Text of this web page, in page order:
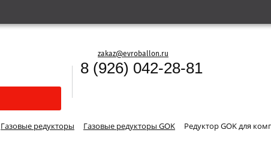
zakaz@evroballon.ru
8 (926) 042-28-81
Газовые редукторы Газовые редукторы GOK Редуктор GOK для